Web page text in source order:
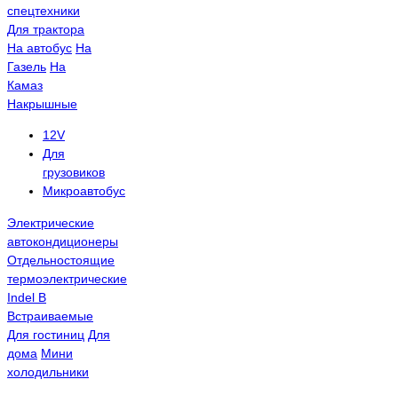
спецтехники
Для трактора
На автобус На
Газель На
Камаз
Накрышные
12V
Для
грузовиков
Микроавтобус
Электрические
автокондиционеры
Отдельностоящие
термоэлектрические
Indel B
Встраиваемые
Для гостиниц Для
дома Мини
холодильники